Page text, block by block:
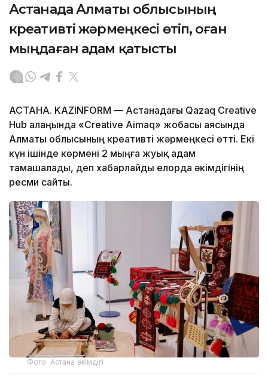
Астанада Алматы облысының
креативті жәрмеңкесі өтіп, оған
мыңдаған адам қатысты
АСТАНА. KAZINFORM — Астанадағы Qazaq Creative
Hub алаңында «Creative Aimaq» жобасы аясында
Алматы облысының креативті жәрмеңкесі өтті. Екі
күн ішінде көрмені 2 мыңға жуық адам
тамашалады, деп хабарлайды елорда әкімдігінің
ресми сайты.
Фото: Астана әкімдігі